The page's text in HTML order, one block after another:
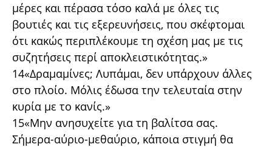
μέρες και πέρασα τόσο καλά με όλες τις
βουτιές και τις εξερευνήσεις, που σκέφτομαι
ότι κακώς περιπλέκουμε τη σχέση μας με τις
συζητήσεις περί αποκλειστικότητας.»
14«Δραμαμίνες; Λυπάμαι, δεν υπάρχουν άλλες
στο πλοίο. Μόλις έδωσα την τελευταία στην
κυρία με το κανίς.»
15«Μην ανησυχείτε για τη βαλίτσα σας.
Σήμερα-αύριο-μεθαύριο, κάποια στιγμή θα